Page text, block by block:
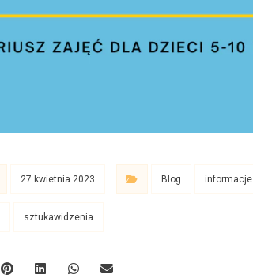
27 kwietnia 2023 Blog informacje
sztukawidzenia